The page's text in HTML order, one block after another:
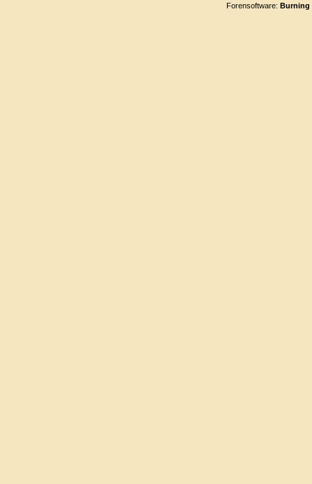
Forensoftware: Burning